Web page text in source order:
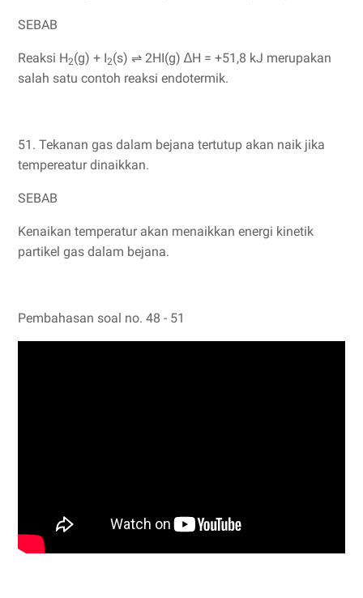
SEBAB
Reaksi H2(g) + I2(s) ⇌ 2HI(g) ∆H = +51,8 kJ merupakan
salah satu contoh reaksi endotermik.
51. Tekanan gas dalam bejana tertutup akan naik jika
tempereatur dinaikkan.
SEBAB
Kenaikan temperatur akan menaikkan energi kinetik
partikel gas dalam bejana.
Pembahasan soal no. 48 - 51